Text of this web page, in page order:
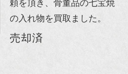
頼を頂き、骨董品の七宝焼
の入れ物を買取ました。
売却済